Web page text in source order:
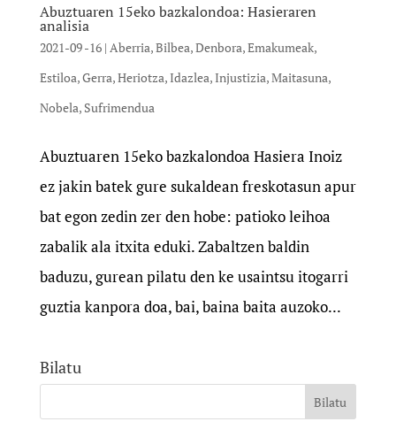
Abuztuaren 15eko bazkalondoa: Hasieraren
analisia
2021-09 -16| Aberria,Bilbea,Denbora,Emakumeak,
Estiloa,Gerra,Heriotza,Idazlea,Injustizia,Maitasuna,
Nobela, Sufrimendua
Abuztuaren 15eko bazkalondoa Hasiera Inoiz
ez jakin batek gure sukaldean freskotasun apur
bat egon zedin zer den hobe: patioko leihoa
zabalik ala itxita eduki. Zabaltzen baldin
baduzu, gurean pilatu den ke usaintsu itogarri
guztia kanpora doa, bai, baina baita auzoko...
Bilatu